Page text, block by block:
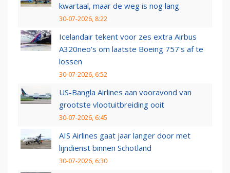
kwartaal, maar de weg is nog lang
30-07-2026, 8:22
Icelandair tekent voor zes extra Airbus
A320neo's om laatste Boeing 757's af te
lossen
30-07-2026, 6:52
US-Bangla Airlines aan vooravond van
grootste vlootuitbreiding ooit
30-07-2026, 6:45
AIS Airlines gaat jaar langer door met
lijndienst binnen Schotland
30-07-2026, 6:30